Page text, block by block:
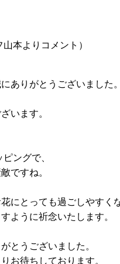
山本よりコメント ）
ありがとうございました。
います。
ングで、
ですね。
にとっても過ごしやすく
ように祈念いたします。
とうございました。
お待ちしております。